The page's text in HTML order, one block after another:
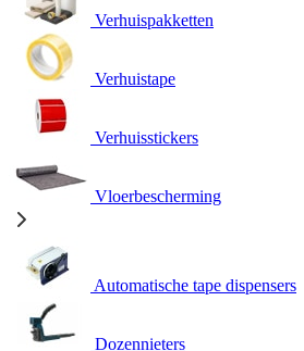
Verhuispakketten
Verhuistape
Verhuisstickers
Vloerbescherming
Automatische tape dispensers
Dozennieters